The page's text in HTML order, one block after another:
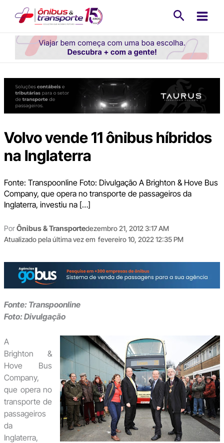
conteúdo
Volvo vende 11 ônibus híbridos
na Inglaterra
Fonte: Transpoonline Foto: Divulgação A Brighton & Hove Bus
Company, que opera no transporte de passageiros da
Inglaterra, investiu na […]
PorÔnibus & Transportedezembro 21, 2012 3:17 AM
Atualizado pela última vez em fevereiro 10, 2022 12:35 PM
Fonte: Transpoonline
Foto: Divulgação
A
Brighton &
Hove Bus
Company,
que opera no
transporte de
passageiros
da
Inglaterra,